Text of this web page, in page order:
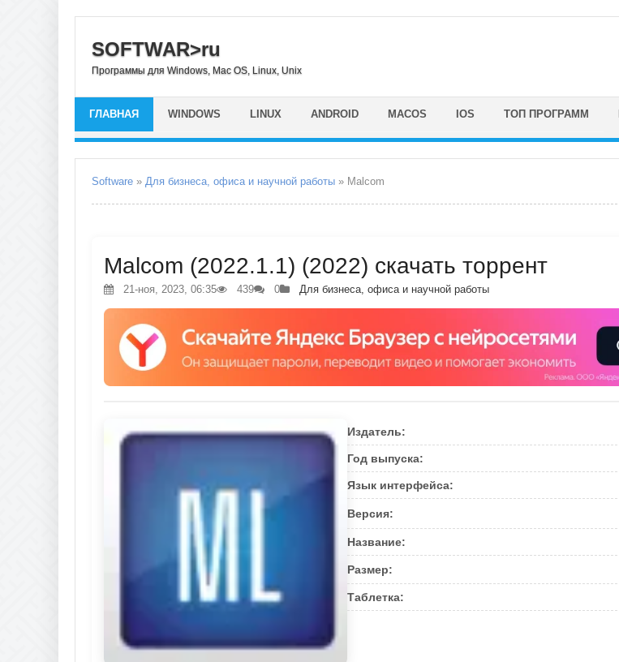
SOFTWAR>ru
Программы для Windows, Mac OS, Linux, Unix
ГЛАВНАЯ WINDOWS LINUX ANDROID MACOS IOS ТОП ПРОГРАММ
Software » Для бизнеса, офиса и научной работы » Malcom
Malcom (2022.1.1) (2022) скачать торрент
21-ноя, 2023, 06:35 439 0 Для бизнеса, офиса и научной работы
Издатель:
Год выпуска:
Язык интерфейса:
Версия:
Название:
Размер:
Таблетка: